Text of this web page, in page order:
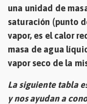
una unidad de
saturación (punto
vapor, es el calor
masa de agua
vapor seco de la
La siguiente tabla
y nos ayudan a